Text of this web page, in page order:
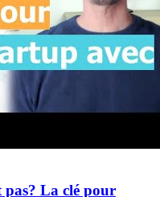
La clé pour